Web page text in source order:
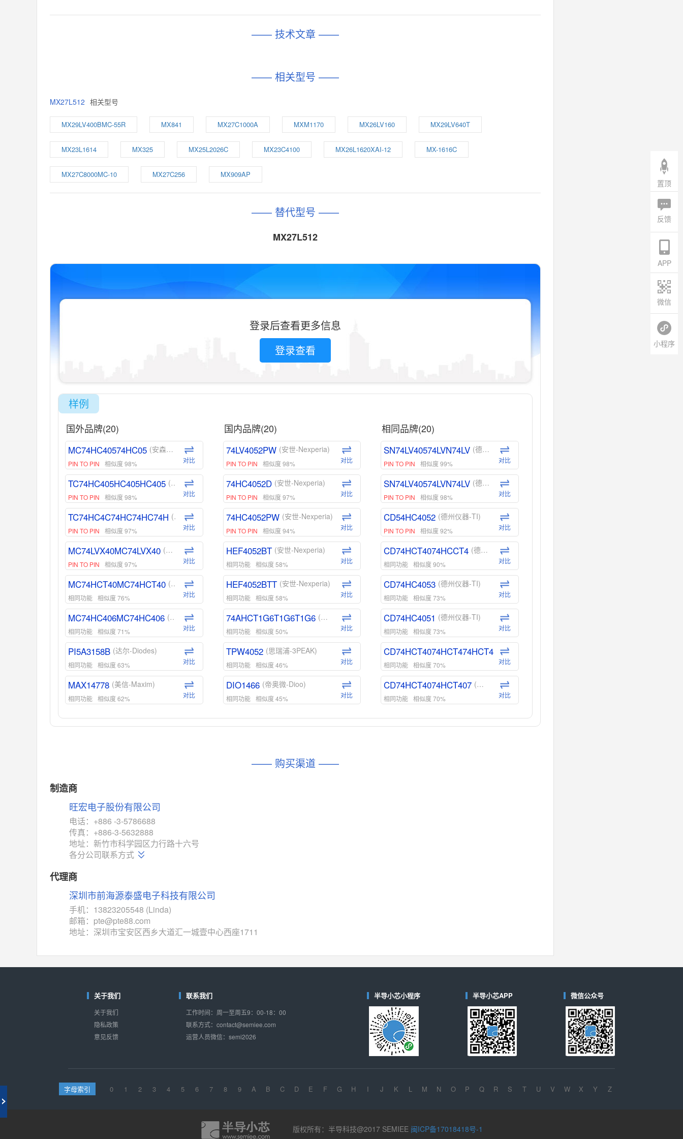
—— 技术文章 ——
—— 相关型号 ——
MX27L512 相关型号
MX29LV400BMC-55R MX841 MX27C1000A MXM1170 MX26LV160 MX29LV640T
MX23L1614 MX325 MX25L2026C MX23C4100 MX26L1620XAI-12 MX-1616C
MX27C8000MC-10 MX27C256 MX909AP
—— 替代型号 ——
MX27L512
登录后查看更多信息
登录查看
样例
国外品牌(20)
MC74HC40574HC05 (安森美-ON)
PIN TO PIN 相似度 98% 对比
TC74HC405HC405HC405 (东芝-Toshiba)
PIN TO PIN 相似度 98% 对比
TC74HC4C74HC74HC74H (东芝-Toshiba)
PIN TO PIN 相似度 97% 对比
MC74LVX40MC74LVX40 (安森美-ON)
PIN TO PIN 相似度 97% 对比
MC74HCT40MC74HCT40 (安森美-ON)
相同功能 相似度 76% 对比
MC74HC406MC74HC406 (安森美-ON)
相同功能 相似度 71% 对比
PI5A3158B (达尔-Diodes)
相同功能 相似度 63% 对比
MAX14778 (美信-Maxim)
相同功能 相似度 62% 对比
ADG1439 (亚德诺-ADI)
对比
MAX14760
M74HC4852 (意法-ST)
相同功能 相似度 52%
TC4052BF (东芝-Toshiba)
相同功能 相似度 50% 对比
ISL54233 (瑞萨-Renesas)
相同功能 相似度 49% 对比
ADG784
相同功能 相似度 49%
相同功能 相似度 46% 对比
ADG1438 (亚德诺-ADI)
相似度 46% 对比
相同功能 相似度 41%
HCF4051 (意法-ST)
国内品牌(20)
74LV4052PW (安世-Nexperia)
PIN TO PIN 相似度 98% 对比
74HC4052D (安世-Nexperia)
PIN TO PIN 相似度 97% 对比
74HC4052PW (安世-Nexperia)
PIN TO PIN 相似度 94% 对比
HEF4052BT (安世-Nexperia)
相同功能 相似度 58% 对比
HEF4052BTT (安世-Nexperia)
相同功能 相似度 58% 对比
74AHCT1G6T1G6T1G6 (安世-Nexperia)
相同功能 相似度 50% 对比
TPW4052 (思瑞浦-3PEAK)
相同功能 相似度 46% 对比
DIO1466 (帝奥微-Dioo)
相同功能 相似度 45% 对比
DIO1159 (帝奥微-Dioo)
对比
相似度 44%
相同功能 相似度 35%
SGM48753
相同功能 相似度 35%
WAS4759QB
相同功能 相似度 34%
相同功能 相似度 34%
WAS4717Q (韦尔-WillSemi)
相同品牌(20)
SN74LV40574LVN74LV (德州仪器-TI)
PIN TO PIN 相似度 99% 对比
SN74LV40574LVN74LV (德州仪器-TI)
PIN TO PIN 相似度 98% 对比
CD54HC4052 (德州仪器-TI)
PIN TO PIN 相似度 92% 对比
CD74HCT4074HCCT4 (德州仪器-TI)
相同功能 相似度 90% 对比
CD74HC4053 (德州仪器-TI)
相同功能 相似度 73% 对比
CD74HC4051 (德州仪器-TI)
相同功能 相似度 73% 对比
CD74HCT4074HCT474HCT4 (德州仪器-TI)
相同功能 相似度 70% 对比
CD74HCT4074HCT407 (德州仪器-TI)
相同功能 相似度 70% 对比
CD74HCT4D74HDCT40 (德州仪器-TI)
对比
—— 购买渠道 ——
制造商
旺宏电子股份有限公司
电话：+886 -3-5786688
传真：+886-3-5632888
地址：新竹市科学园区力行路十六号
各分公司联系方式
代理商
深圳市前海源泰盛电子科技有限公司
手机：13823205548 (Linda)
邮箱：pte@pte88.com
地址：深圳市宝安区西乡大道汇一城壹中心西座1711
关于我们
关于我们
隐私政策
意见反馈
联系我们
工作时间：周一至周五9：00-18：00
联系方式：contact@semiee.com
运营人员微信：semi2026
半导小芯小程序 半导小芯APP 微信公众号
字母索引 0 1 2 3 4 5 6 7 8 9 A B C D E F G H I J K L M N O P Q R S T U V W X Y Z
版权所有：半导科技@2017 SEMIEE 闽ICP备17018418号-1
置顶
反馈
APP
微信
小程序